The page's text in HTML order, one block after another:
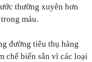
thường xuyên hơn
máu.
đường tiêu thụ hàng
chế biến sẵn vì các loại